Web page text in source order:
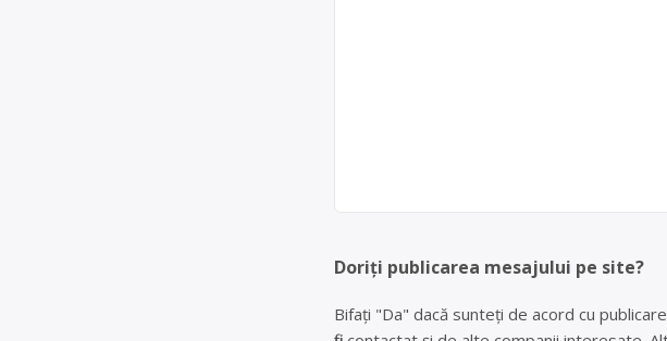
Doriți publicarea mesajului pe site?
Bifați "Da" dacă sunteți de acord cu